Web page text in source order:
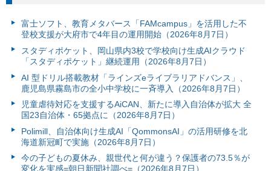
富⼠ソフト、教育メタバース「FAMcampus」を活用した不
登校支援が大府市で4年目の運用開始（2026年8月7日）
スタディポケット、岡山県内3校で学校向け生成AIクラウド
「スタディポケット」継続運用（2026年8月7日）
AI 型ドリル搭載教材「ラインズeライブラリアドバンス」、
鹿児島県霧島市の全小中学校に一斉導入（2026年8月7日）
児童虐待対応を支援するAiCAN、新たに導入自治体が拡大 全
国23自治体・65拠点に（2026年8月7日）
Polimill、自治体向け生成AI「QommonsAI」の活用研修を北
海道新冠町で実施（2026年8月7日）
今の子どもの夏休み、親世代と何が違う？保護者の73.5％が
変化を実感=朝日新聞社調べ=（2026年8月7日）